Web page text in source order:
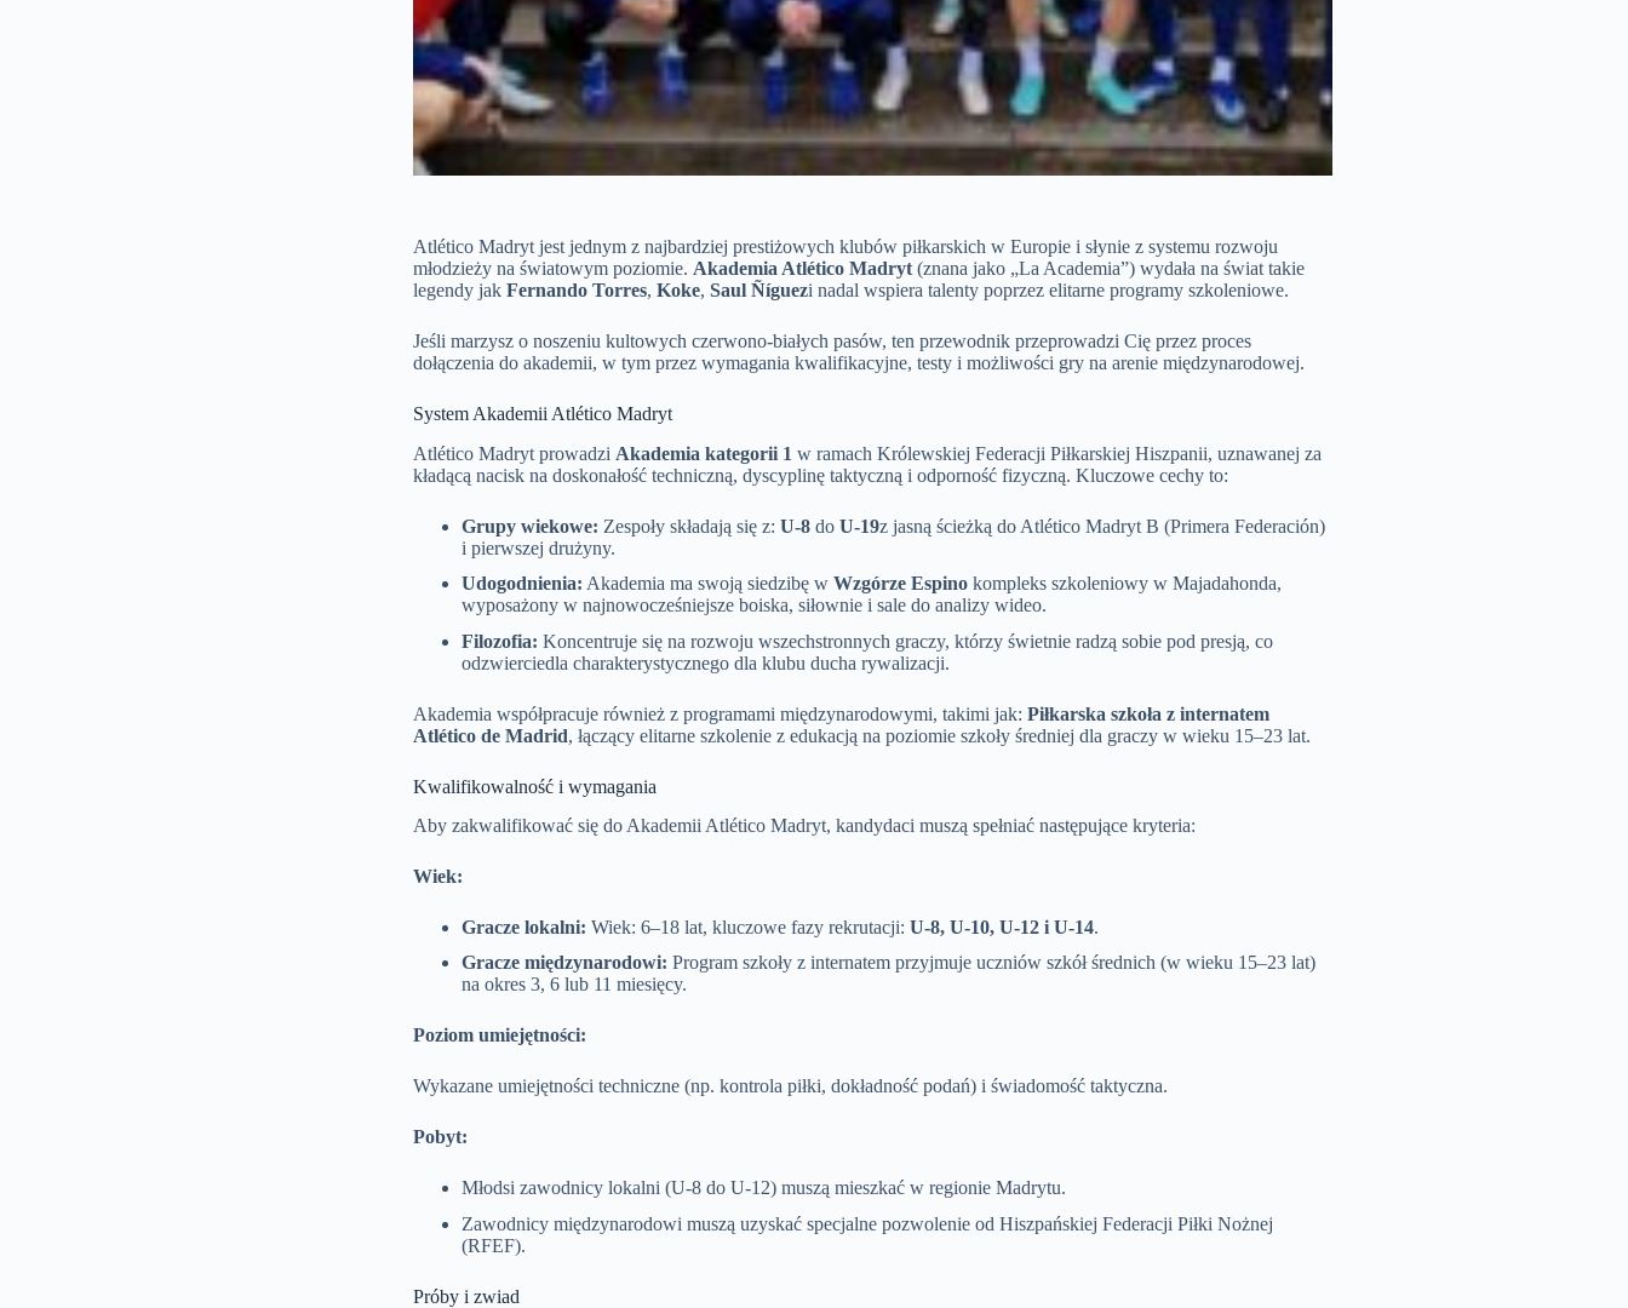
Atlético Madryt jest jednym z najbardziej prestiżowych klubów piłkarskich w Europie i słynie z systemu rozwoju
młodzieży na światowym poziomie. Akademia Atlético Madryt (znana jako „La Academia”) wydała na świat takie
legendy jak Fernando Torres, Koke, Saul Ñíguezi nadal wspiera talenty poprzez elitarne programy szkoleniowe.
Jeśli marzysz o noszeniu kultowych czerwono-białych pasów, ten przewodnik przeprowadzi Cię przez proces
dołączenia do akademii, w tym przez wymagania kwalifikacyjne, testy i możliwości gry na arenie międzynarodowej.
System Akademii Atlético Madryt
Atlético Madryt prowadzi Akademia kategorii 1 w ramach Królewskiej Federacji Piłkarskiej Hiszpanii, uznawanej za
kładącą nacisk na doskonałość techniczną, dyscyplinę taktyczną i odporność fizyczną. Kluczowe cechy to:
Grupy wiekowe: Zespoły składają się z: U-8 do U-19z jasną ścieżką do Atlético Madryt B (Primera Federación)
i pierwszej drużyny.
Udogodnienia: Akademia ma swoją siedzibę w Wzgórze Espino kompleks szkoleniowy w Majadahonda,
wyposażony w najnowocześniejsze boiska, siłownie i sale do analizy wideo.
Filozofia: Koncentruje się na rozwoju wszechstronnych graczy, którzy świetnie radzą sobie pod presją, co
odzwierciedla charakterystycznego dla klubu ducha rywalizacji.
Akademia współpracuje również z programami międzynarodowymi, takimi jak: Piłkarska szkoła z internatem
Atlético de Madrid, łączący elitarne szkolenie z edukacją na poziomie szkoły średniej dla graczy w wieku 15–23 lat.
Kwalifikowalność i wymagania
Aby zakwalifikować się do Akademii Atlético Madryt, kandydaci muszą spełniać następujące kryteria:
Wiek:
Gracze lokalni: Wiek: 6–18 lat, kluczowe fazy rekrutacji: U-8, U-10, U-12 i U-14.
Gracze międzynarodowi: Program szkoły z internatem przyjmuje uczniów szkół średnich (w wieku 15–23 lat)
na okres 3, 6 lub 11 miesięcy.
Poziom umiejętności:
Wykazane umiejętności techniczne (np. kontrola piłki, dokładność podań) i świadomość taktyczna.
Pobyt:
Młodsi zawodnicy lokalni (U-8 do U-12) muszą mieszkać w regionie Madrytu.
Zawodnicy międzynarodowi muszą uzyskać specjalne pozwolenie od Hiszpańskiej Federacji Piłki Nożnej
(RFEF).
Próby i zwiad